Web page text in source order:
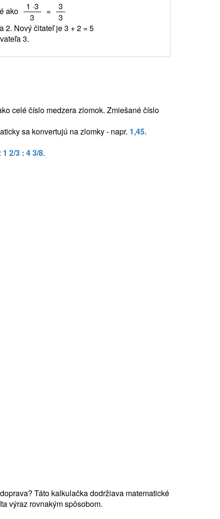
ako
1 ·3
3
= 3
3
2. Nový čitateľ je 3 + 2 =5
3.
celé číslo medzera zlomok. Zmiešané číslo
sa konvertujú na zlomky - napr. 1,45.
1 2/3 : 4 3/8.
Táto kalkulačka dodržiava matematické
výraz rovnakým spôsobom.